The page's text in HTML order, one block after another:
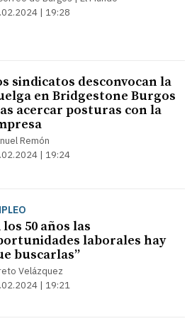
| 19:28
sindicatos desconvocan la
en Bridgestone Burgos
acercar posturas con la
Remón
| 19:24
los 50 años las
laborales hay
buscarlas”
Velázquez
| 19:21